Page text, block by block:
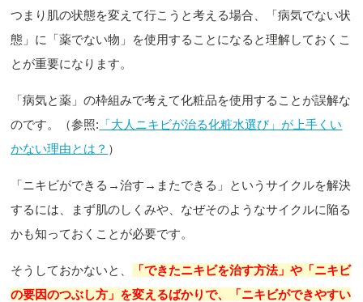
つまり肌の状態を変えて行こうと考える場合、「病気でない状
態」に「薬でない物」を使用することになると理解しておくこ
とが重要になります。
「病気と薬」の枠組みで考えて化粧品を使用することが誤解な
のです。（参照: 「大人ニキビが治る化粧水選び」が上手くい
かない理由とは？ ）
「ニキビができる→治す→またできる」というサイクルを解決
するには、まず肌のしくみや、なぜそのようなサイクルに陥る
かも知っておくことが必要です。
そうしておかないと、
「できたニキビを治す方法」や「ニキビ
の要因のつぶし方」を変えるばかりで、「ニキビができやすい